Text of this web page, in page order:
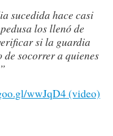
sucedida hace casi
los llenó de
si la guardia
socorrer a quienes
wwJqD4 (video)